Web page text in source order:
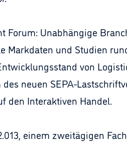
Unabhängige
und Studien
von
neuen SEPA-
den Interaktiven Handel.
einem zweitägigen